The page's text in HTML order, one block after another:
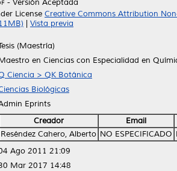
- Versión Aceptada
License Creative Commons Attribution
Vista previa
(Maestría)
en Ciencias con Especialidad en
Ciencia > QK Botánica
Biológicas
Eprints
Creador
Email
Reséndez Cahero, Alberto NO ESPECIFICADO
Ago 2011 21:09
Mar 2017 14:48